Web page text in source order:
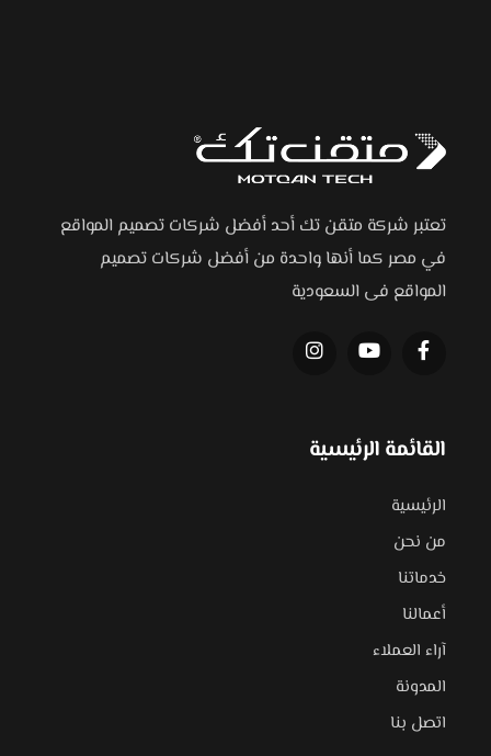
تعتبر شركة متقن تك أحد أفضل شركات تصميم المواقع
في مصر كما أنها واحدة من أفضل شركات تصميم
المواقع فى السعودية
القائمة الرئيسية
الرئيسية
من نحن
خدماتنا
أعمالنا
آراء العملاء
المدونة
اتصل بنا